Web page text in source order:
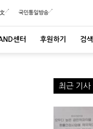
국민통일방송
센터 후원하기 검색
최근 기사